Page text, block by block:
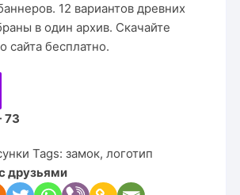
12 вариантов древних
в один архив. Скачайте
сайта бесплатно.
73
Tags:замок,логотип
друзьями